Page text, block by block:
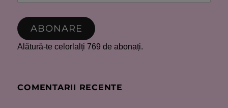
ABONARE
Alătură-te celorlalți 769 de abonați.
COMENTARII RECENTE